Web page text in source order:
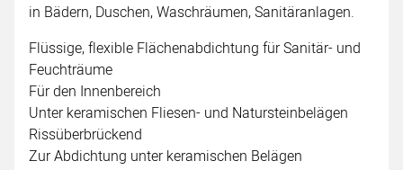
in Bädern, Duschen, Waschräumen, Sanitäranlagen.
Flüssige, flexible Flächenabdichtung für Sanitär- und
Feuchträume
Für den Innenbereich
Unter keramischen Fliesen- und Natursteinbelägen
Rissüberbrückend
Zur Abdichtung unter keramischen Belägen